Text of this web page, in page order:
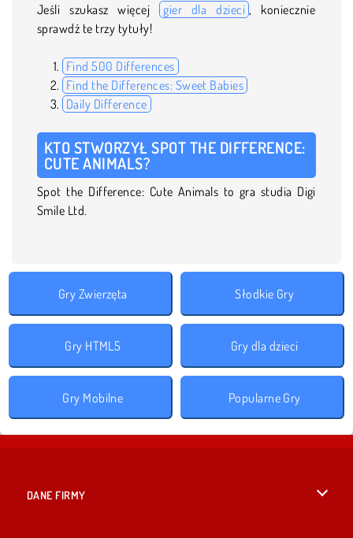
Jeśli szukasz więcej gier dla dzieci , koniecznie
sprawdź te trzy tytuły!
Find 500 Differences
Find the Differences: Sweet Babies
Daily Difference
KTO STWORZYŁ SPOT THE DIFFERENCE:
CUTE ANIMALS?
Spot the Difference: Cute Animals to gra studia Digi
Smile Ltd.
Gry Zwierzęta Słodkie Gry
Gry HTML5 Gry dla dzieci
Gry Mobilne Popularne Gry
DANE FIRMY